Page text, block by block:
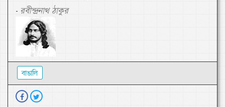
- রবীন্দ্রনাথ ঠাকুর
বাঙালি